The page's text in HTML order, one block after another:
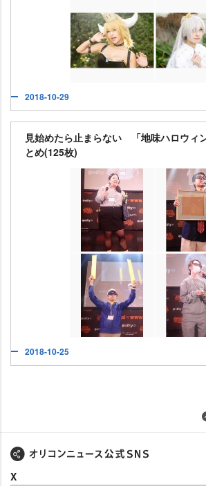
2018-10-29
見始めたら止まらない 「地味ハロウィ
とめ(125枚)
2018-10-25
X